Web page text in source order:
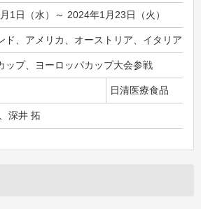
1日（水）～ 2024年1月23日（火）
ド、アメリカ、オーストリア、イタリア、
ップ、ヨーロッパカップ大会参戦
日清医療食品
深井 拓